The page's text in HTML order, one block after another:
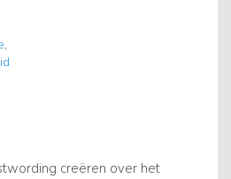
,
creëren over het